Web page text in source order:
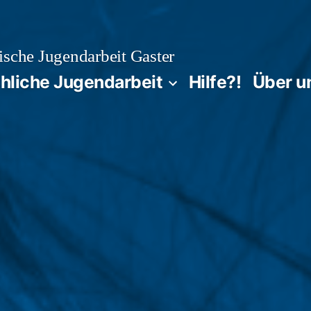
Jugendarbeit Gaster
Jugendarbeit Hilfe?! Über